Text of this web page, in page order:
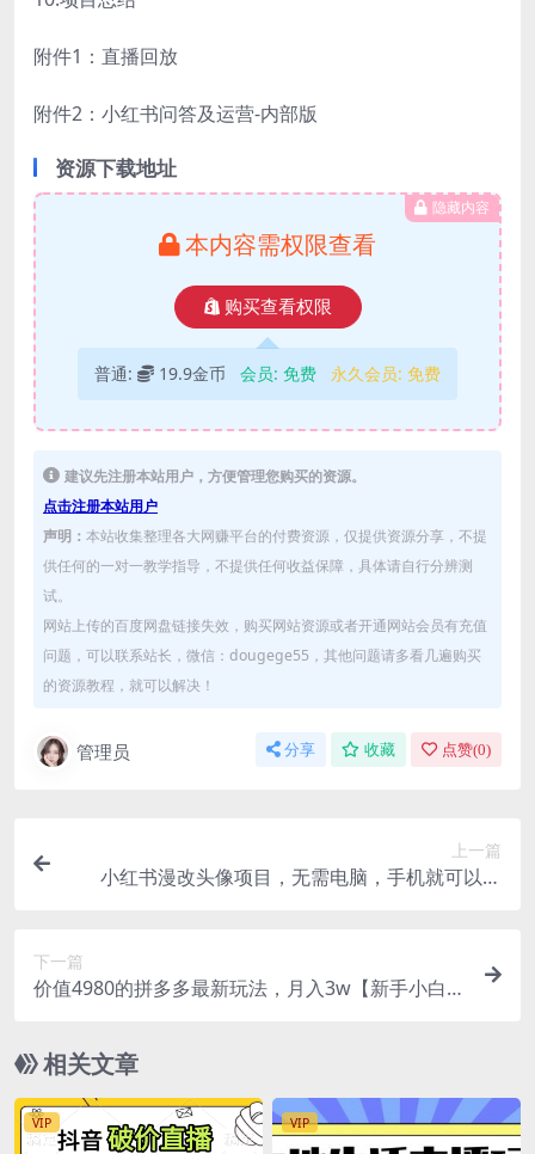
附件1：直播回放
附件2：小红书问答及运营-内部版
资源下载地址
隐藏内容
本内容需权限查看
购买查看权限
普通: 19.9金币 会员: 免费 永久会员: 免费
建议先注册本站用户，方便管理您购买的资源。
点击注册本站用户
声明： 本站收集整理各大网赚平台的付费资源，仅提供资源分享，不提
供任何的一对一教学指导，不提供任何收益保障，具体请自行分辨测
试。
网站上传的百度网盘链接失效，购买网站资源或者开通网站会员有充值
问题，可以联系站长，微信：dougege55，其他问题请多看几遍购买
的资源教程，就可以解决！
管理员 分享 收藏 点赞(0)
上一篇
小红书漫改头像项目，无需电脑，手机就可以操
下一篇
价值4980的拼多多最新玩法，月入3w【新手小白必
相关文章
VIP VIP